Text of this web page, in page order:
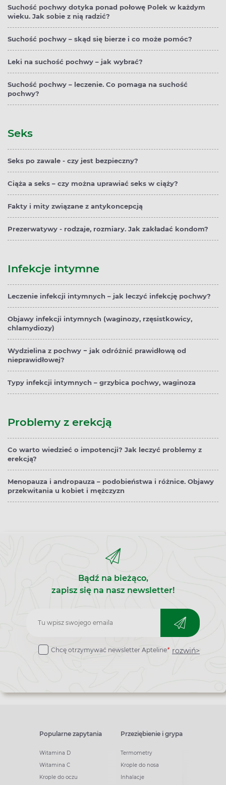
Suchość pochwy dotyka ponad połowę Polek w każdym
wieku. Jak sobie z nią radzić?
Suchość pochwy – skąd się bierze i co może pomóc?
Leki na suchość pochwy – jak wybrać?
Suchość pochwy – leczenie. Co pomaga na suchość
pochwy?
Seks
Seks po zawale - czy jest bezpieczny?
Ciąża a seks – czy można uprawiać seks w ciąży?
Fakty i mity związane z antykoncepcją
Prezerwatywy - rodzaje, rozmiary. Jak zakładać kondom?
Infekcje intymne
Leczenie infekcji intymnych – jak leczyć infekcję pochwy?
Objawy infekcji intymnych (waginozy, rzęsistkowicy,
chlamydiozy)
Wydzielina z pochwy − jak odróżnić prawidłową od
nieprawidłowej?
Typy infekcji intymnych – grzybica pochwy, waginoza
Problemy z erekcją
Co warto wiedzieć o impotencji? Jak leczyć problemy z
erekcją?
Menopauza i andropauza – podobieństwa i różnice. Objawy
przekwitania u kobiet i mężczyzn
Bądź na bieżąco,
zapisz się na nasz newsletter!
Zapisz
Chcę otrzymywać newsletter Apteline* rozwiń>
Popularne zapytania
Witamina D
Witamina C
Krople do oczu
Przeziębienie i grypa
Termometry
Krople do nosa
Inhalacje